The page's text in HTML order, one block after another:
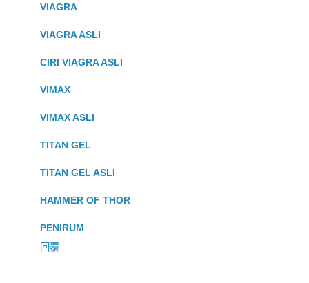
VIAGRA
VIAGRA ASLI
CIRI VIAGRA ASLI
VIMAX
VIMAX ASLI
TITAN GEL
TITAN GEL ASLI
HAMMER OF THOR
PENIRUM
回覆